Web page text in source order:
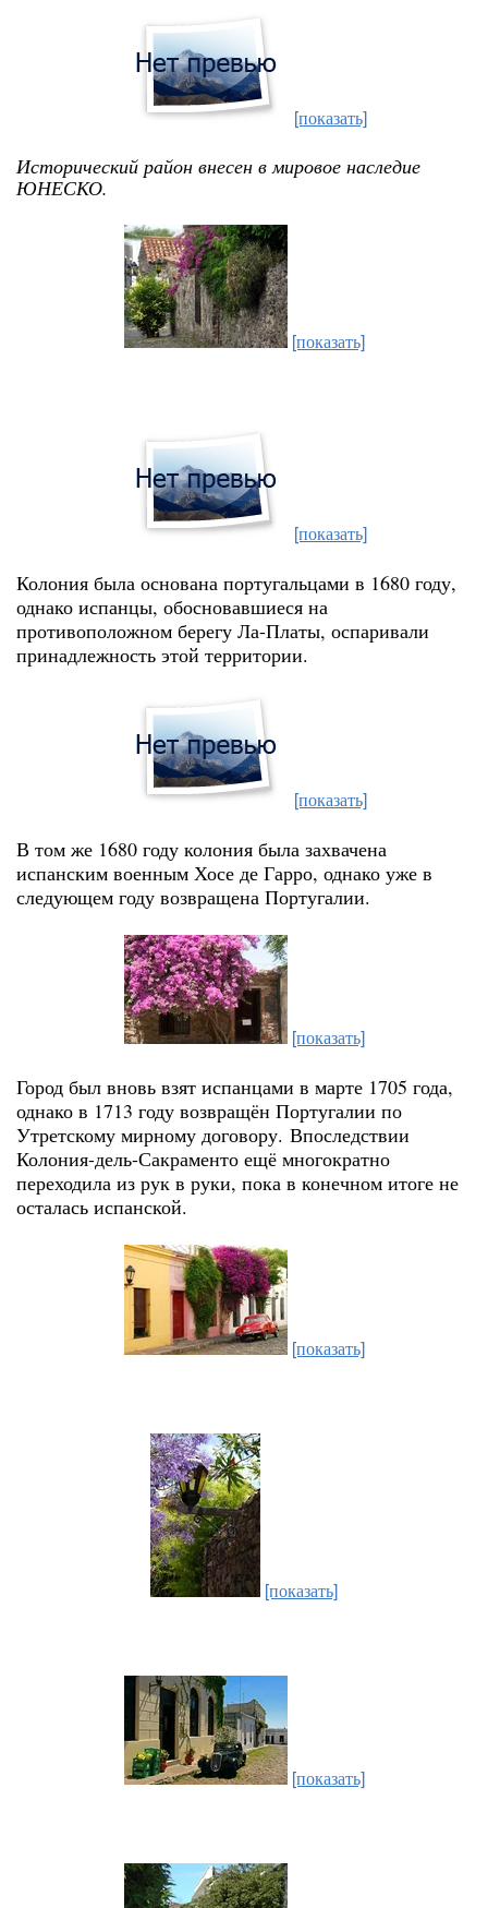
[показать]
Исторический район внесен в мировое наследие
ЮНЕСКО.
[показать]
[показать]
Колония была основана португальцами в 1680 году,
однако испанцы, обосновавшиеся на
противоположном берегу Ла-Платы, оспаривали
принадлежность этой территории.
[показать]
В том же 1680 году колония была захвачена
испанским военным Хосе де Гарро, однако уже в
следующем году возвращена Португалии.
[показать]
Город был вновь взят испанцами в марте 1705 года,
однако в 1713 году возвращён Португалии по
Утретскому мирному договору. Впоследствии
Колония-дель-Сакраменто ещё многократно
переходила из рук в руки, пока в конечном итоге не
осталась испанской.
[показать]
[показать]
[показать]